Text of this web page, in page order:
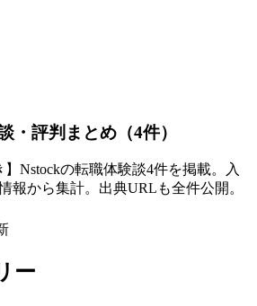
・評判まとめ（4件）
】Nstockの転職体験談4件を掲載。入
報から集計。出典URLも全件公開。
ー